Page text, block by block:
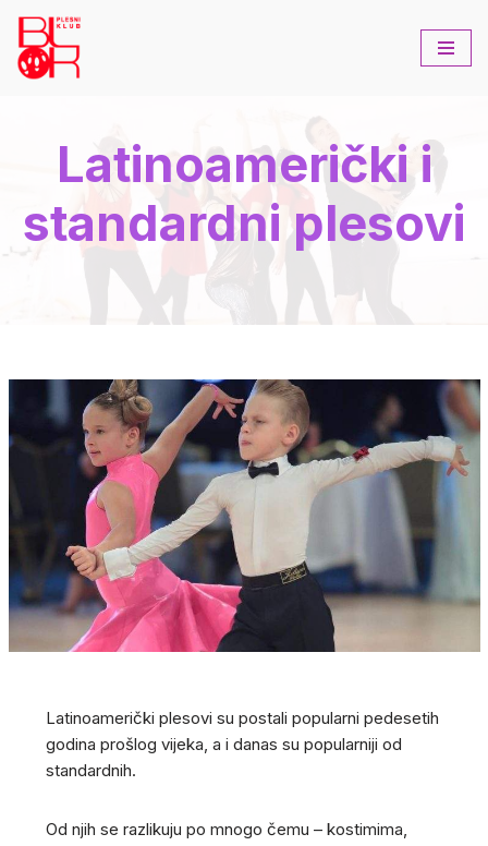
Skip
to
Latinoamerički i
standardni plesovi
Latinoamerički plesovi su postali popularni pedesetih
godina prošlog vijeka, a i danas su popularniji od
standardnih.
Od njih se razlikuju po mnogo čemu – kostimima,